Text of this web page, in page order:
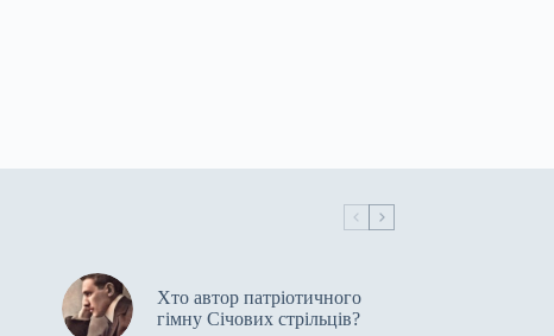
Хто автор патріотичного
гімну Січових стрільців?